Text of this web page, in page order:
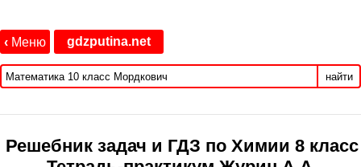
‹ Меню gdzputina.net
найти
Решебник задач и ГДЗ по Химии 8 класс